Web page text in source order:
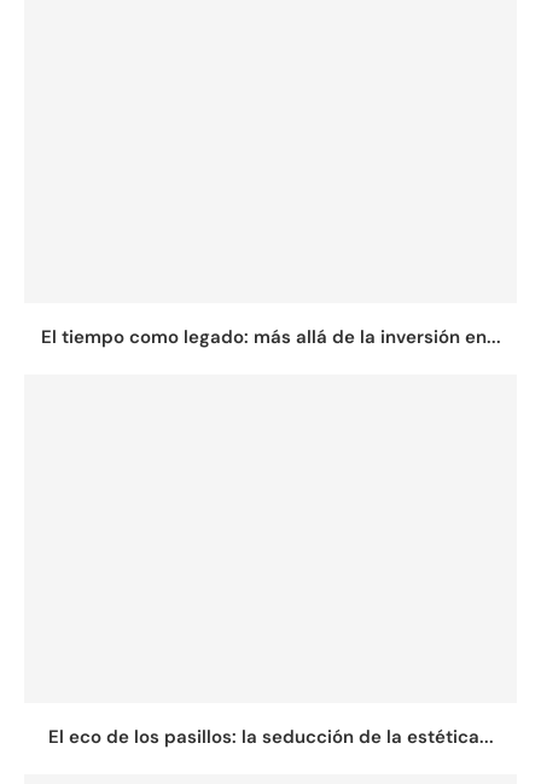
El tiempo como legado: más allá de la inversión en...
El eco de los pasillos: la seducción de la estética...